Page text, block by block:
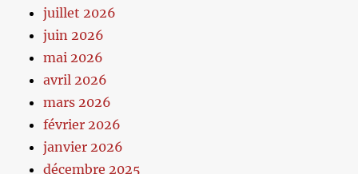
juillet 2026
juin 2026
mai 2026
avril 2026
mars 2026
février 2026
janvier 2026
décembre 2025